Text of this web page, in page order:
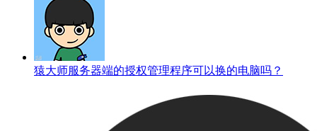
猿大师服务器端的授权管理程序可以换的电脑吗？